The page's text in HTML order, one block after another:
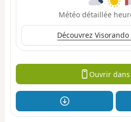
Météo détaillée
Découvrez
Ouvrir